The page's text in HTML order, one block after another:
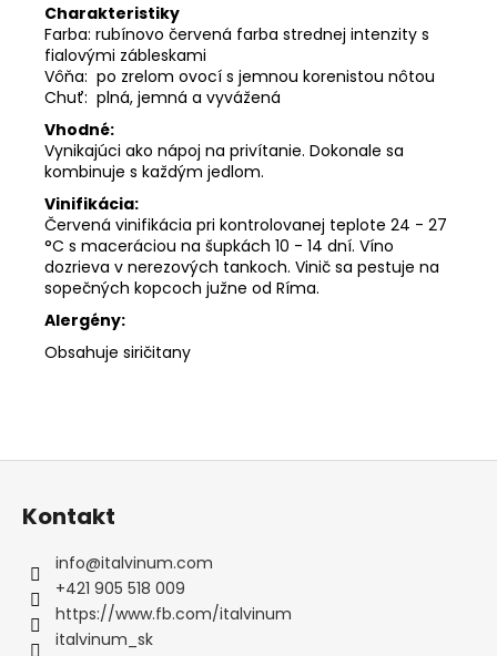
Charakteristiky
Farba: rubínovo červená farba strednej intenzity s
fialovými zábleskami
Vôňa: po zrelom ovocí s jemnou korenistou nôtou
Chuť: plná, jemná a vyvážená
Vhodné:
Vynikajúci ako nápoj na privítanie. Dokonale sa
kombinuje s každým jedlom.
Vinifikácia:
Červená vinifikácia pri kontrolovanej teplote 24 - 27
°C s maceráciou na šupkách 10 - 14 dní. Víno
dozrieva v nerezových tankoch. Vinič sa pestuje na
sopečných kopcoch južne od Ríma.
Alergény:
Obsahuje siričitany
Z
Kontakt
info@italvinum.com
+421 905 518 009
https://www.fb.com/italvinum
italvinum_sk